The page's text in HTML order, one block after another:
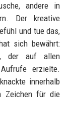
andere in
Der kreative
und tue das,
sich bewährt:
der auf allen
erzielte.
innerhalb
Zeichen für die